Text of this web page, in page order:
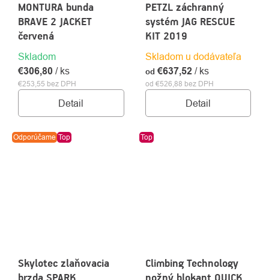
MONTURA bunda
BRAVE 2 JACKET
červená
Skladom
€253,55 bez DPH
€306,80 / ks
Detail
PETZL záchranný
systém JAG RESCUE
KIT 2019
Skladom u dodávateľa
od €526,88 bez DPH
od €637,52 / ks
Detail
Odporúčame Top
Skylotec zlaňovacia
brzda SPARK
Top
Climbing Technology
nožný blokant QUICK